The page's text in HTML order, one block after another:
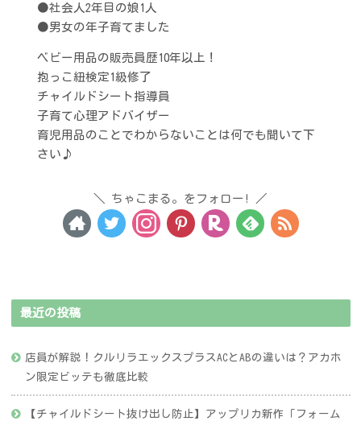
●社会人2年目の娘1人
●男女の年子育てました
ベビー用品の販売員歴10年以上！
抱っこ紐検定1級修了
チャイルドシート指導員
子育て心理アドバイザー
育児用品のことでわからないことは何でも聞いて下
さい♪
ちゃこまる。をフォロー!
最近の投稿
店員が解説！クルリラエックスプラスACとABの違いは？アカホ
ン限定ビッテも徹底比較
【チャイルドシート抜け出し防止】アップリカ新作「フォーム